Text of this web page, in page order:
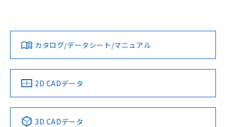
対応済み
中国 RoHS 注意事項・凡例
LR型式承認
（イギリス
船舶規格）
DNV型式承認
（ノルウェー
BV型式承認
（フランス
KR型式
（韓国
No No No No
カタログ/データシート/マニュアル
2D CADデータ
3D CADデータ
ものではありません。
また、RoHS指令のフタル酸エステル類４
物質の対応では、対応完了までの期間は出
荷製品に未対応品が混在することから備考
欄に対応日を記載しておりました。
既に当社にて対応品への在庫切替を完了